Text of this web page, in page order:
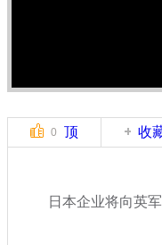
0 顶 收
日本企业将向英军